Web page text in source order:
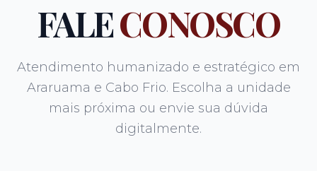
FALECONOSCO
Atendimento humanizado e estratégico em
Araruama e Cabo Frio. Escolha a unidade
mais próxima ou envie sua dúvida
digitalmente.